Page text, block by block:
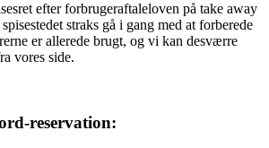
efter forbrugeraftaleloven på take away
straks gå i gang med at forberede
er allerede brugt, og vi kan desværre
vores side.
reservation: